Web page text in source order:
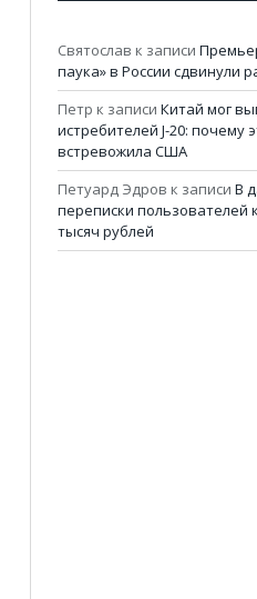
Святослав к записи
паука» в России сдвинули
Петр к записи Китай мог
истребителей J-20: почему
встревожила США
Петуард Эдров к записи В
переписки пользователей
тысяч рублей